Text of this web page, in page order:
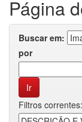
Página
Buscar em:
por
Filtros correntes: